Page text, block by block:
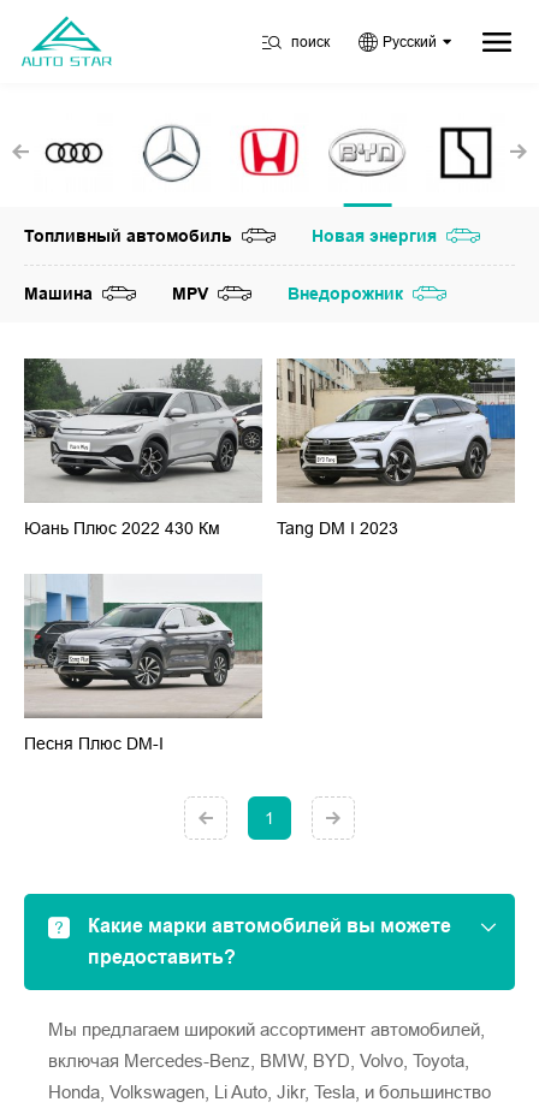
поиск Русский
Топливный автомобиль Новая энергия
Машина MPV Внедорожник
Юань Плюс 2022 430 Км Tang DM I 2023
Песня Плюс DM-I
1
Какие марки автомобилей вы можете
предоставить?
Мы предлагаем широкий ассортимент автомобилей,
включая Mercedes-Benz, BMW, BYD, Volvo, Toyota,
Honda, Volkswagen, Li Auto, Jikr, Tesla, и большинство